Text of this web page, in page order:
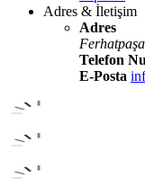
Adres & İletişim
Adres
Telefon
E-Posta